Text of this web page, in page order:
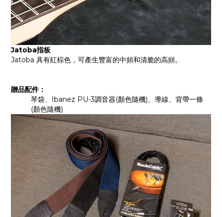
Jatoba指板
Jatoba 具有紅棕色，可產生豐富的中頻和清脆的高頻。
贈品配件：
琴袋、Ibanez PU-3調音器(顏色隨機)、導線、背帶一條
(顏色隨機)